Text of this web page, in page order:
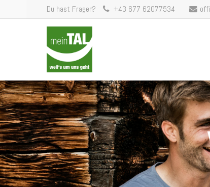
Du hast Fragen? +43 677 62077534